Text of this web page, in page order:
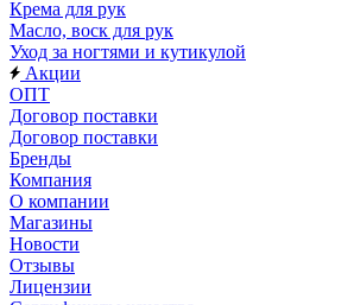
Крема для рук
Масло, воск для рук
Уход за ногтями и кутикулой
Акции
ОПТ
Договор поставки
Договор поставки
Бренды
Компания
О компании
Магазины
Новости
Отзывы
Лицензии